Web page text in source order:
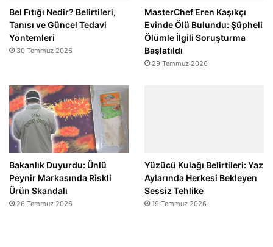
Bel Fıtığı Nedir? Belirtileri,
Tanısı ve Güncel Tedavi
Yöntemleri
30 Temmuz 2026
MasterChef Eren Kaşıkçı
Evinde Ölü Bulundu: Şüpheli
Ölümle İlgili Soruşturma
Başlatıldı
29 Temmuz 2026
Bakanlık Duyurdu: Ünlü
Peynir Markasında Riskli
Ürün Skandalı
26 Temmuz 2026
Yüzücü Kulağı Belirtileri: Yaz
Aylarında Herkesi Bekleyen
Sessiz Tehlike
19 Temmuz 2026